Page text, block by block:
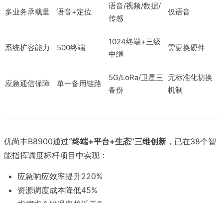
多业务承载量 语音+定位
语音/视频/数据/
传感
仅语音
系统扩容能力 500终端
1024终端+三级
中继
需更换硬件
应急通信保障 单一备用链路
5G/LoRa/卫星三
备份
无标准化切换
机制
优尚丰B8900通过“终端+平台+生态”三维创新 ，已在38个智
能指挥调度标杆项目中实现：
应急响应效率提升220%
资源调度成本降低45%